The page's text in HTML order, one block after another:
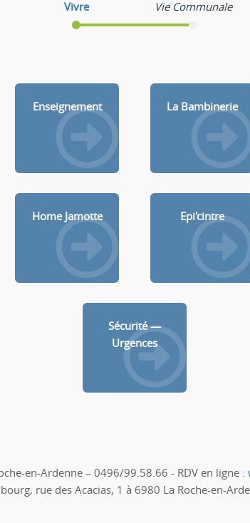
Vivre Vie Communale
Enseignement La Bambinerie
Home Jamotte Epi'cintre
Sécurité —
Urgences
en-Ardenne – 0496/99.58.66 - RDV en ligne :
rue des Acacias, 1 à 6980 La Roche-en-